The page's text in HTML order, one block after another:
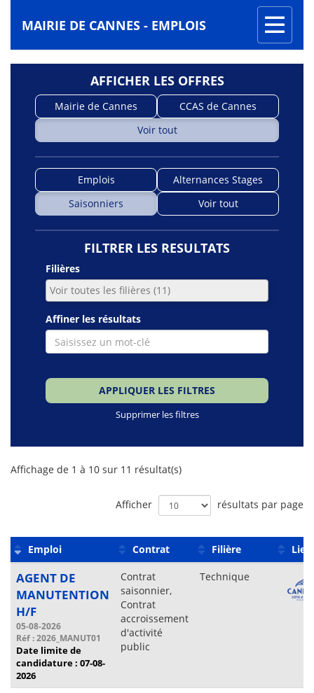
Toggle
MAIRIE DE CANNES - EMPLOIS
AFFICHER LES OFFRES
Mairie de Cannes
CCAS de Cannes
Voir tout
Emplois
Alternances Stages
Saisonniers
Voir tout
FILTRER LES RESULTATS
Filières
Affiner les résultats
Supprimer les filtres
APPLIQUER LES FILTRES
Liste
des
Affichage de 1 à 10 sur 11 résultat(s)
Afficher résultats par page
Emploi Contrat Filière Lieu
AGENT DE
MANUTENTION
H/F
05-08-2026
Réf : 2026_MANUT01
Date limite de
candidature : 07-08-
2026
Contrat
saisonnier,
Contrat
accroissement
d'activité
public
Technique